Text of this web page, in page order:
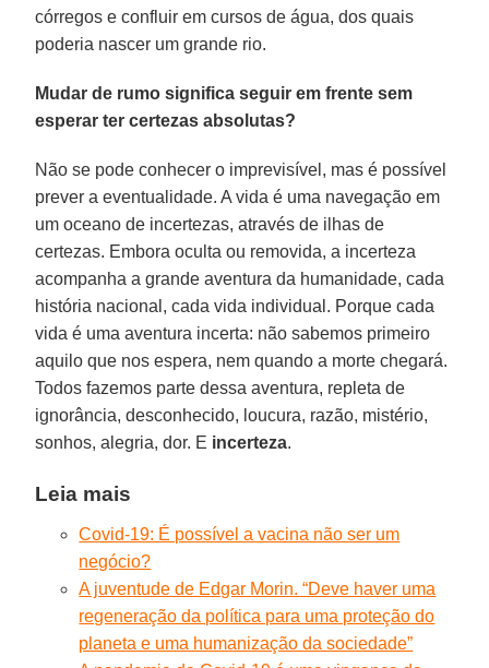
córregos e confluir em cursos de água, dos quais
poderia nascer um grande rio.
Mudar de rumo significa seguir em frente sem
esperar ter certezas absolutas?
Não se pode conhecer o imprevisível, mas é possível
prever a eventualidade. A vida é uma navegação em
um oceano de incertezas, através de ilhas de
certezas. Embora oculta ou removida, a incerteza
acompanha a grande aventura da humanidade, cada
história nacional, cada vida individual. Porque cada
vida é uma aventura incerta: não sabemos primeiro
aquilo que nos espera, nem quando a morte chegará.
Todos fazemos parte dessa aventura, repleta de
ignorância, desconhecido, loucura, razão, mistério,
sonhos, alegria, dor. E incerteza.
Leia mais
Covid-19: É possível a vacina não ser um
negócio?
A juventude de Edgar Morin. “Deve haver uma
regeneração da política para uma proteção do
planeta e uma humanização da sociedade”